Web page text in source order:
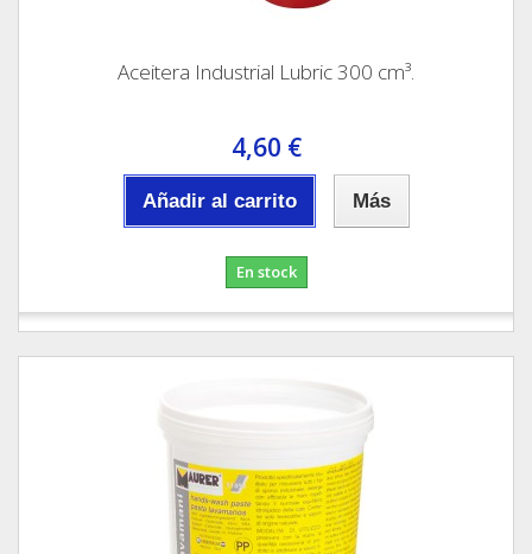
Aceitera Industrial Lubric 300 cm³.
4,60 €
Añadir al carrito Más
En stock